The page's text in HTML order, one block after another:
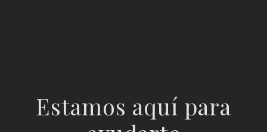
Estamos aquí para